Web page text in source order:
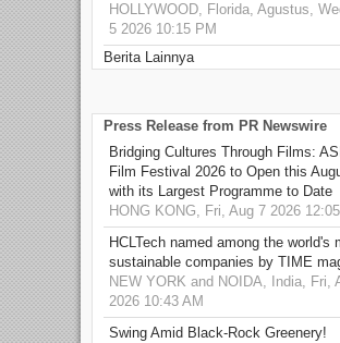
HOLLYWOOD, Florida, Agustus,
5 2026 10:15 PM
Berita Lainnya
Press Release from PR Newswire
Bridging Cultures Through Films:
Film Festival 2026 to Open this
with its Largest Programme to Date
HONG KONG, Fri, Aug 7 2026
HCLTech named among the world's
sustainable companies by TIME
NEW YORK and NOIDA, India, Fri,
2026 10:43 AM
Swing Amid Black‑Rock Greenery!